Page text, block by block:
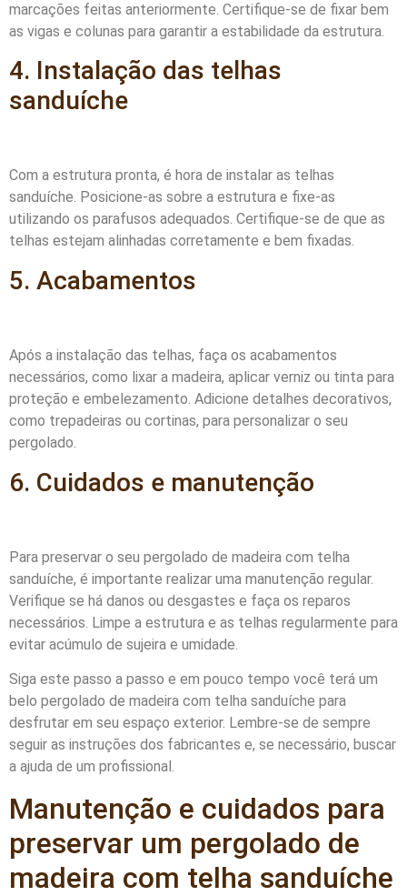
marcações feitas anteriormente. Certifique-se de fixar bem
as vigas e colunas para garantir a estabilidade da estrutura.
4. Instalação das telhas
sanduíche
Com a estrutura pronta, é hora de instalar as telhas
sanduíche. Posicione-as sobre a estrutura e fixe-as
utilizando os parafusos adequados. Certifique-se de que as
telhas estejam alinhadas corretamente e bem fixadas.
5. Acabamentos
Após a instalação das telhas, faça os acabamentos
necessários, como lixar a madeira, aplicar verniz ou tinta para
proteção e embelezamento. Adicione detalhes decorativos,
como trepadeiras ou cortinas, para personalizar o seu
pergolado.
6. Cuidados e manutenção
Para preservar o seu pergolado de madeira com telha
sanduíche, é importante realizar uma manutenção regular.
Verifique se há danos ou desgastes e faça os reparos
necessários. Limpe a estrutura e as telhas regularmente para
evitar acúmulo de sujeira e umidade.
Siga este passo a passo e em pouco tempo você terá um
belo pergolado de madeira com telha sanduíche para
desfrutar em seu espaço exterior. Lembre-se de sempre
seguir as instruções dos fabricantes e, se necessário, buscar
a ajuda de um profissional.
Manutenção e cuidados para
preservar um pergolado de
madeira com telha sanduíche